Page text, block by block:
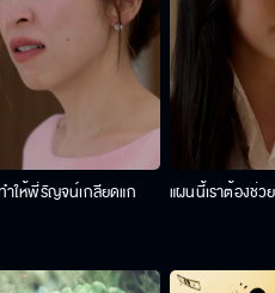
ำให้พี่รัญจน์เกลียดแก แผนนี้เราต้องช่ว